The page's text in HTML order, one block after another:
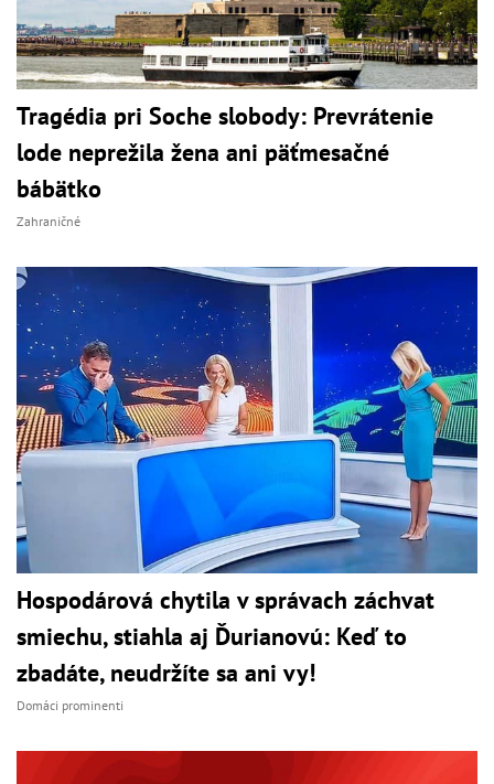
Tragédia pri Soche slobody: Prevrátenie
lode neprežila žena ani päťmesačné
bábätko
Zahraničné
Hospodárová chytila v správach záchvat
smiechu, stiahla aj Ďurianovú: Keď to
zbadáte, neudržíte sa ani vy!
Domáci prominenti